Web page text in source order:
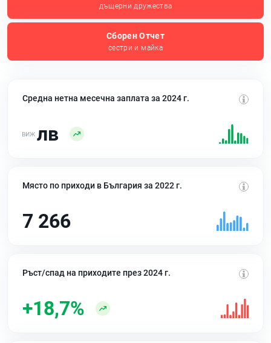
дъщерни дружества
Сборен Отчет
сестри и майка
Средна нетна месечна заплата за 2024 г.
лв
Място по приходи в България за 2022 г.
7 266
Ръст/спад на приходите през 2024 г.
+18,7%